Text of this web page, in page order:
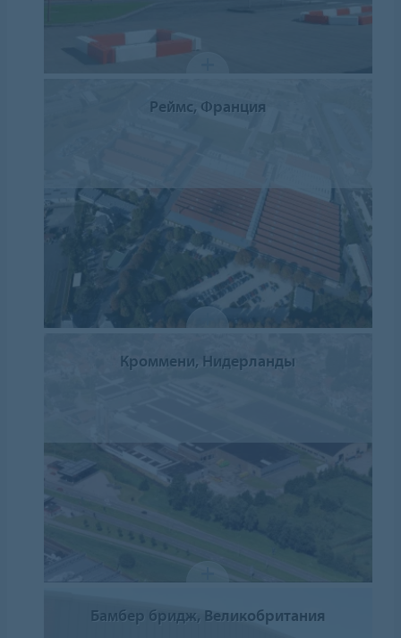
Реймс, Франция
Кроммени, Нидерланды
Бамбер бридж, Великобритания